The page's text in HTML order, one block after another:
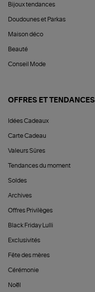
Bijoux tendances
Doudounes et Parkas
Maison déco
Beauté
Conseil Mode
OFFRES ET TENDANCES
Idées Cadeaux
Carte Cadeau
Valeurs Sûres
Tendances du moment
Soldes
Archives
Offres Privilèges
Black Friday Lulli
Exclusivités
Fête des mères
Cérémonie
Noël